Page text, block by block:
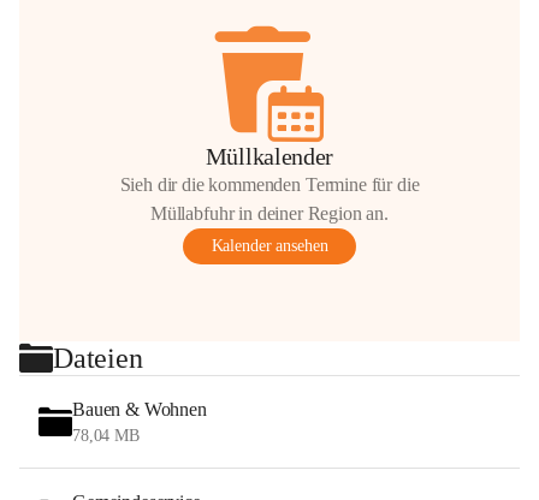
Müllkalender
Sieh dir die kommenden Termine für die
Müllabfuhr in deiner Region an.
Kalender ansehen
Dateien
Bauen & Wohnen
78,04 MB